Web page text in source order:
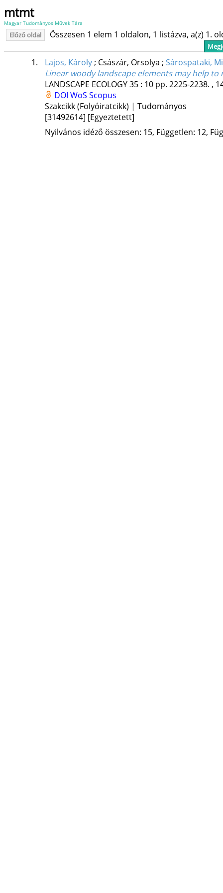
mtmt
Magyar Tudományos Művek Tára
Előző oldal Összesen 1 elem 1 oldalon, 1 listázva, a(z) 1.
1. Lajos, Károly; Császár, Orsolya ; Sárospataki,
Linear woody landscape elements may help
LANDSCAPE ECOLOGY35: 10 pp. 2225-2238. ,
DOI WoS Scopus
Szakcikk (Folyóiratcikk) | Tudományos
[31492614] [Egyeztetett]
Nyilvános idéző összesen: 15, Független: 12,